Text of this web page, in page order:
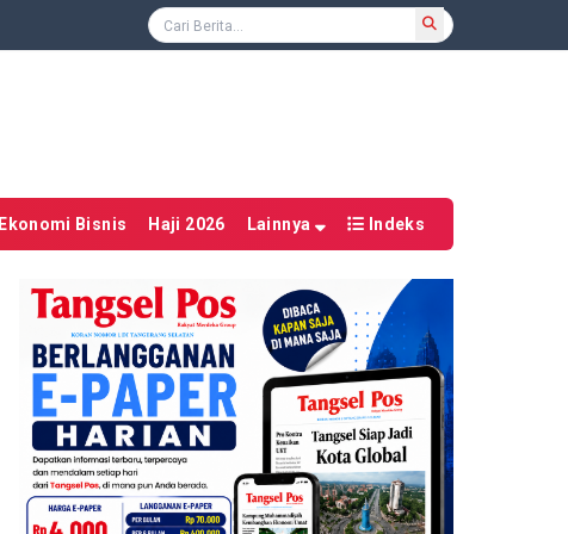
Ekonomi Bisnis Haji 2026 Lainnya Indeks